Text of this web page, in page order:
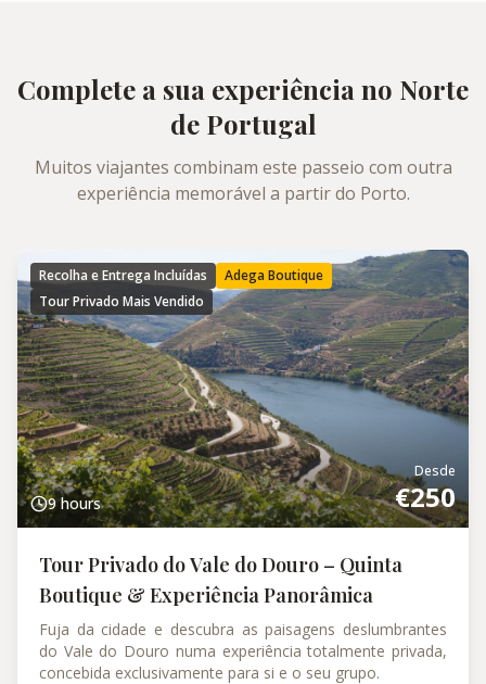
Complete a sua experiência no Norte
de Portugal
Muitos viajantes combinam este passeio com outra
experiência memorável a partir do Porto.
Recolha e Entrega Incluídas
Adega Boutique
Tour Privado Mais Vendido
Desde
€250
9 hours
Tour Privado do Vale do Douro – Quinta
Boutique & Experiência Panorâmica
Fuja da cidade e descubra as paisagens deslumbrantes
do Vale do Douro numa experiência totalmente privada,
concebida exclusivamente para si e o seu grupo.